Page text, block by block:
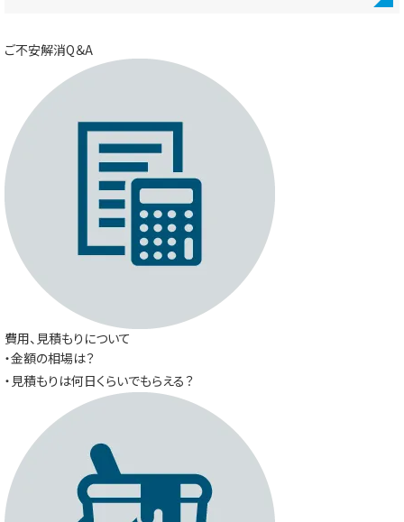
ご不安解消Q＆A
費用、見積もりについて
・金額の相場は？
・見積もりは何日くらいでもらえる？